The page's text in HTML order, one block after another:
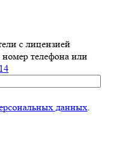
с лицензией
номер телефона или
данных.